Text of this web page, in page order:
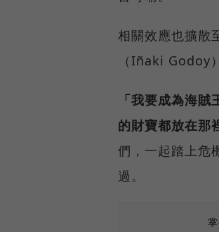
相關效應也擴散
（Iñaki Godoy
「我要成為海
的財寶都放在那
們，一起踏上危
過。